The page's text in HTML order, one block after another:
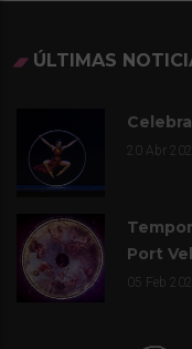
ÚLTIMAS
20 Abr 2021
Port
05 Feb